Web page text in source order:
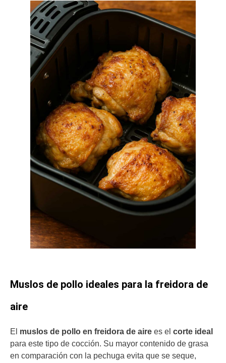
Muslos de pollo ideales para la freidora de
aire
El muslos de pollo en freidora de aire es el corte ideal
para este tipo de cocción. Su mayor contenido de grasa
en comparación con la pechuga evita que se seque,